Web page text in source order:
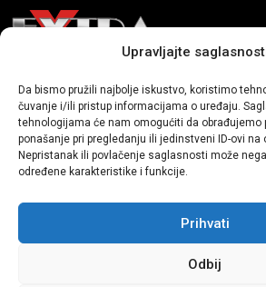
Upravljajte
Da bismo pružili najbolje iskustvo, koristimo
čuvanje i/ili pristup informacijama o uređaju.
tehnologijama će nam omogućiti da obrađujemo
ponašanje pri pregledanju ili jedinstveni ID-ovi na
Nepristanak ili povlačenje saglasnosti može
određene karakteristike i funkcije.
Prihvati
Odbij
Mi smo moderni portal zabavnog
priče iz života, svijeta showbiza,
Sva prava zadržana | extra.ba